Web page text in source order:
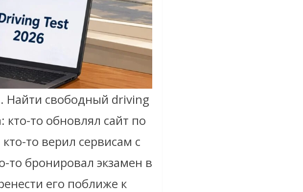
Найти свободный driving
то обновлял сайт по
то верил сервисам с
то бронировал экзамен в
его поближе к